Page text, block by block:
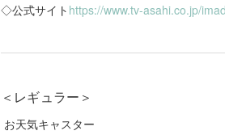
◇公式サイト https://www.tv-asahi.co.jp/
＜レギュラー＞
お天気キャスター